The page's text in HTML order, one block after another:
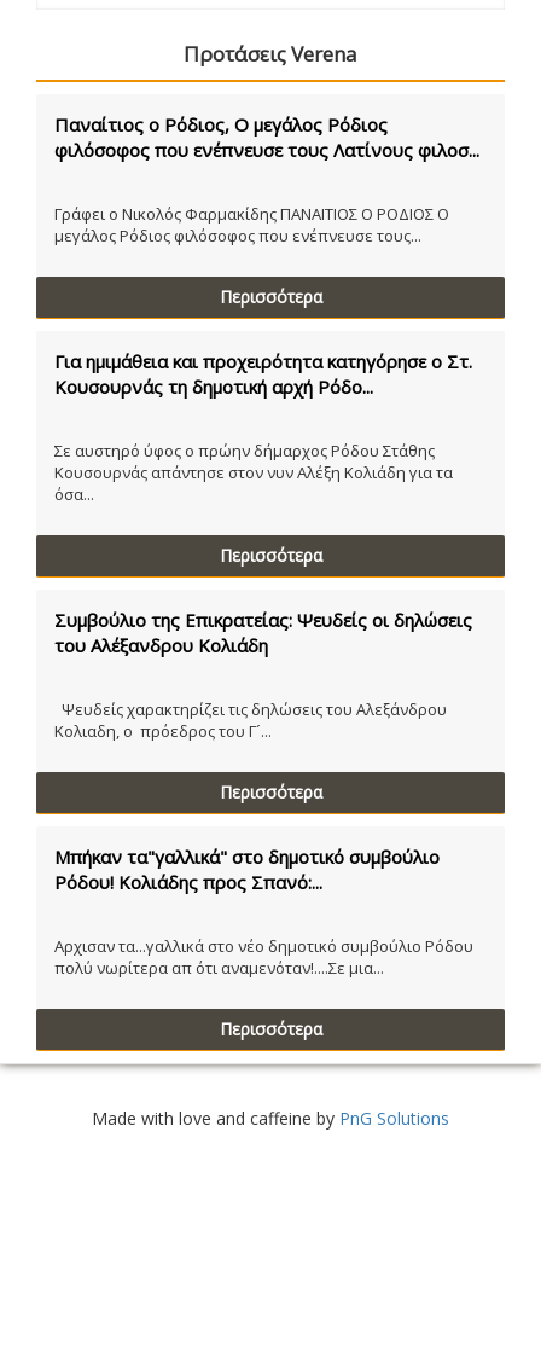
Προτάσεις Verena
Παναίτιος ο Ρόδιος, Ο μεγάλος Ρόδιος
φιλόσοφος που ενέπνευσε τους Λατίνους φιλοσ...
Γράφει ο Νικολός Φαρμακίδης ΠΑΝΑΙΤΙΟΣ Ο ΡΟΔΙΟΣ Ο
μεγάλος Ρόδιος φιλόσοφος που ενέπνευσε τους...
Περισσότερα
Για ημιμάθεια και προχειρότητα κατηγόρησε ο Στ.
Κουσουρνάς τη δημοτική αρχή Ρόδο...
Σε αυστηρό ύφος ο πρώην δήμαρχος Ρόδου Στάθης
Κουσουρνάς απάντησε στον νυν Αλέξη Κολιάδη για τα
όσα...
Περισσότερα
Συμβούλιο της Επικρατείας: Ψευδείς οι δηλώσεις
του Αλέξανδρου Κολιάδη
Ψευδείς χαρακτηρίζει τις δηλώσεις του Αλεξάνδρου
Κολιαδη, ο πρόεδρος του Γ´...
Περισσότερα
Μπήκαν τα"γαλλικά" στο δημοτικό συμβούλιο
Ρόδου! Κολιάδης προς Σπανό:...
Αρχισαν τα...γαλλικά στο νέο δημοτικό συμβούλιο Ρόδου
πολύ νωρίτερα απ ότι αναμενόταν!....Σε μια...
Περισσότερα
Made with love and caffeine by PnG Solutions